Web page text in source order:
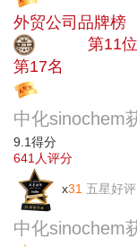
外贸公司品牌榜
第11位
第17名
中化sinochem
9.1得分
641人评分
x31 五星好评
中化sinochem